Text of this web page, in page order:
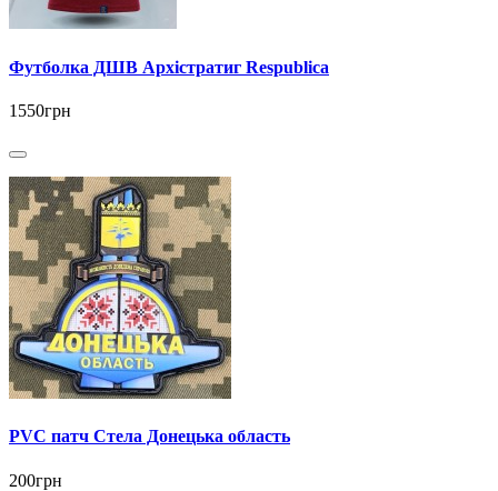
Футболка ДШВ Архістратиг Respublica
1550грн
PVC патч Стела Донецька область
200грн